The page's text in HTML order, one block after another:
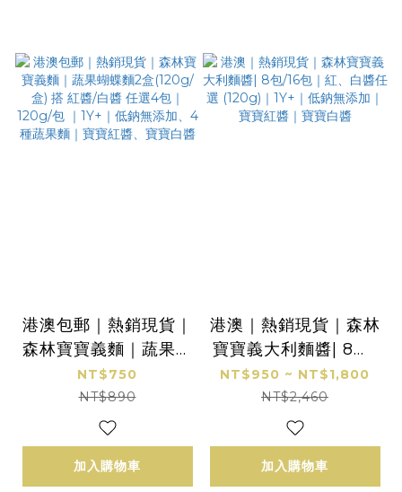
港澳包郵｜熱銷現貨｜
森林寶寶義麵｜蔬果蝴
蝶麵2盒(120g/盒) 搭
紅醬/白醬 任選4包｜1
20g/包 ｜1Y+｜低鈉
無添加、4種蔬果麵｜
寶寶紅醬、寶寶白醬
NT$750
NT$890
加入購物車
港澳｜熱銷現貨｜森林
寶寶義大利麵醬| 8包/
16包｜紅、白醬任選
(120g)｜1Y+｜低鈉無
添加｜寶寶紅醬｜寶寶
白醬
NT$950 ~ NT$1,800
NT$2,460
加入購物車